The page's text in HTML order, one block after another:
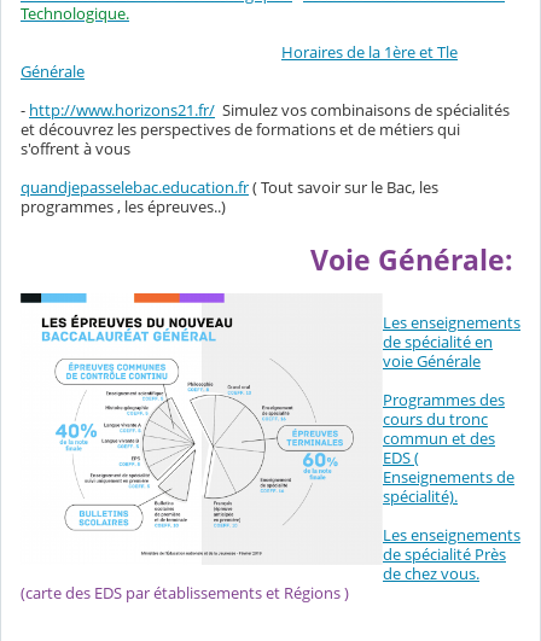
Technologique.
Horaires de la 1ère et Tle
Générale
- http://www.horizons21.fr/ Simulez vos combinaisons de spécialités
et découvrez les perspectives de formations et de métiers qui
s'offrent à vous
quandjepasselebac.education.fr( Tout savoir sur le Bac, les
programmes , les épreuves..)
Voie Générale:
Les enseignements
de spécialité en
voie Générale
Programmes des
cours du tronc
commun et des
EDS (
Enseignements de
spécialité).
Les enseignements
de spécialité Près
de chez vous.
(carte des EDS par établissements et Régions )